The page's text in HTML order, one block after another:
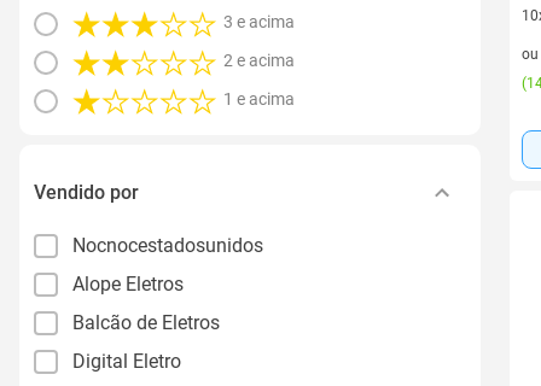
3 e acima
2 e acima
1 e acima
Vendido por
Nocnocestadosunidos
Alope Eletros
Balcão de Eletros
Digital Eletro
ou
(